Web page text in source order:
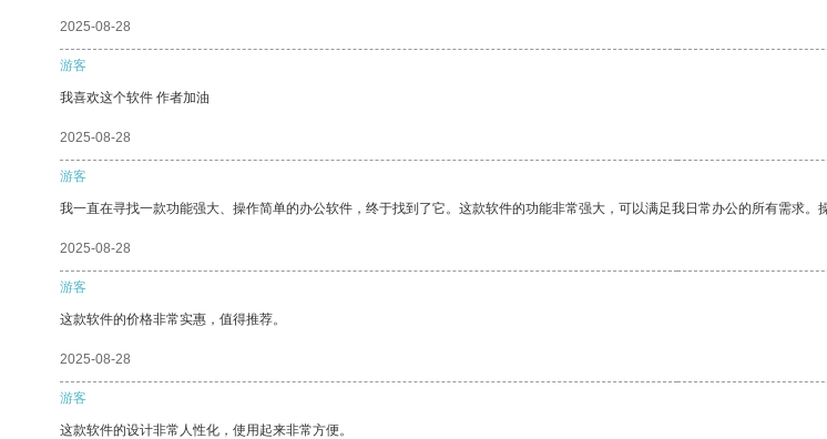
2025-08-28
游客
我喜欢这个软件 作者加油
2025-08-28
游客
我一直在寻找一款功能强大、操作简单的办公软件，终于找到了它。这款软件的功能非常强大，可以满足我日常办公的所有需求。
2025-08-28
游客
这款软件的价格非常实惠，值得推荐。
2025-08-28
游客
这款软件的设计非常人性化，使用起来非常方便。